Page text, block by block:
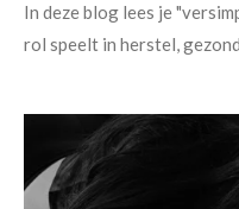
In deze blog lees je
rol speelt in herstel,